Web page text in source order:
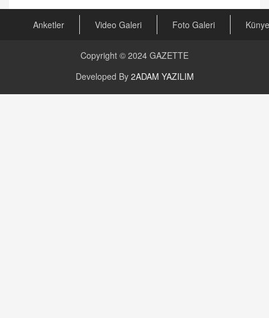
Arabulucuya Başvuru Şartı
23.09.2023 16:30
Değişen yapısıyla Suriye
Anketler Video Galeri Foto Galeri Künye
Copyright © 2024 GAZETTE
Developed By 2ADAM YAZILIM